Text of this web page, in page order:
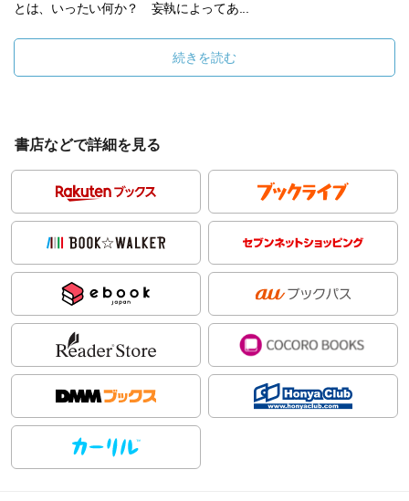
とは、いったい何か？ 妄執によってあ...
続きを読む
書店などで詳細を見る